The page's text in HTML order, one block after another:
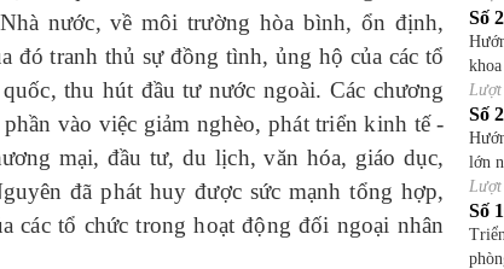
nước, về môi trường hòa bình, ổn định,
tranh thủ sự đồng tình, ủng hộ của các tổ
thu hút đầu tư nước ngoài. Các chương
vào việc giảm nghèo, phát triển kinh tế -
mại, đầu tư, du lịch, văn hóa, giáo dục,
đã phát huy được sức mạnh tổng hợp,
các tổ chức trong hoạt động đối ngoại nhân
Số
Lượt
Số
lớn
Lượt
Số